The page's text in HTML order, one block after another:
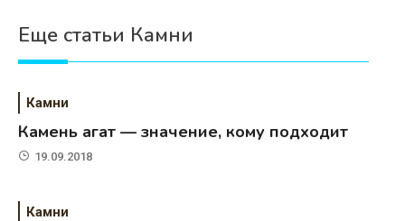
Еще статьи Камни
Камни
Камень агат — значение, кому подходит
19.09.2018
Камни